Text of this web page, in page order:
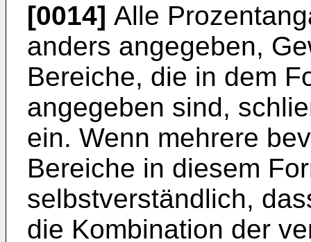
[0014] Alle
anders angegeben,
Bereiche, die in dem
angegeben sind,
ein. Wenn mehrere
Bereiche in diesem
selbstverständlich,
die Kombination der